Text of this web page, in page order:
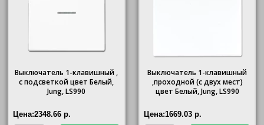
Выключатель 1-клавишный ,
с подсветкой цвет Белый,
Jung, LS990
Цена:2348.66 р.
Выключатель 1-клавишный
,проходной (с двух мест)
цвет Белый, Jung, LS990
Цена:1669.03 р.